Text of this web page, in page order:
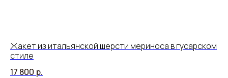
Жакет из итальянской шерсти мериноса в гусарском
стиле
17 800 р.